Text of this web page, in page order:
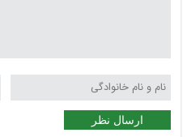
ارسال نظر